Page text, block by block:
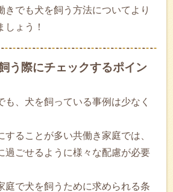
きでも犬を飼う方法についてより
しょう！
う際にチェックするポイン
も、犬を飼っている事例は少なく
することが多い共働き家庭では、
過ごせるように様々な配慮が必要
庭で犬を飼うために求められる条